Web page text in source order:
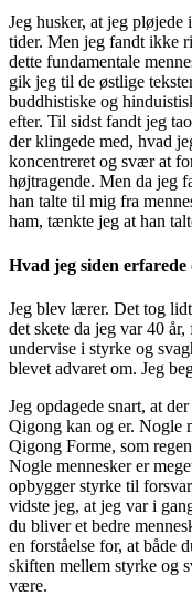
Jeg husker, at jeg
tider. Men jeg fandt ikke
dette fundamentale
gik jeg til de østlige
buddhistiske og
efter. Til sidst fandt jeg
der klingede med, hvad
koncentreret og svær at
højtragende. Men da jeg
han talte til mig fra
ham, tænkte jeg at han
Hvad jeg siden erfarede
Jeg blev lærer. Det tog
det skete da jeg var 40
undervise i styrke og
blevet advaret om. Jeg
Jeg opdagede snart, at
Qigong kan og er. Nogle
Qigong Forme, som
Nogle mennesker er
opbygger styrke til
vidste jeg, at jeg var i
du bliver et bedre
en forståelse for, at både
skiften mellem styrke og
være.